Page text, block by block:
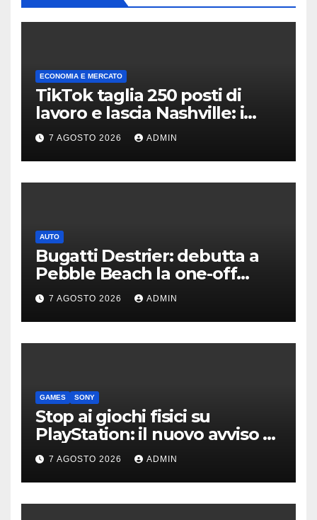
ECONOMIA E MERCATO
TikTok taglia 250 posti di
lavoro e lascia Nashville: i
motivi della scelta
7 AGOSTO 2026 ADMIN
AUTO
Bugatti Destrier: debutta a
Pebble Beach la one-off
derivata dalla Bolide
7 AGOSTO 2026 ADMIN
GAMES SONY
Stop ai giochi fisici su
PlayStation: il nuovo avviso di
Sony è l’ennesima conferma
7 AGOSTO 2026 ADMIN